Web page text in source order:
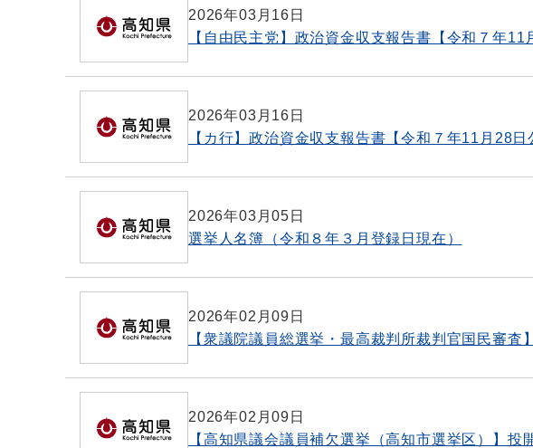
2026年03月16日
【自由民主党】政治資金収支報告書【令和７年
2026年03月16日
【カ行】政治資金収支報告書【令和７年11月28
2026年03月05日
選挙人名簿（令和８年３月登録日現在）
2026年02月09日
【衆議院議員総選挙・最高裁判所裁判官国民審査
2026年02月09日
【高知県議会議員補欠選挙（高知市選挙区）】投